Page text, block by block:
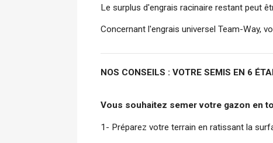
Le surplus d'engrais racinaire restant peut
Concernant l'engrais universel Team-Way,
NOS CONSEILS : VOTRE SEMIS EN 6
Vous souhaitez semer votre gazon en
1- Préparez votre terrain en ratissant la